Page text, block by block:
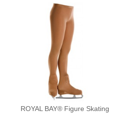
ROYAL BAY® Figure Skating